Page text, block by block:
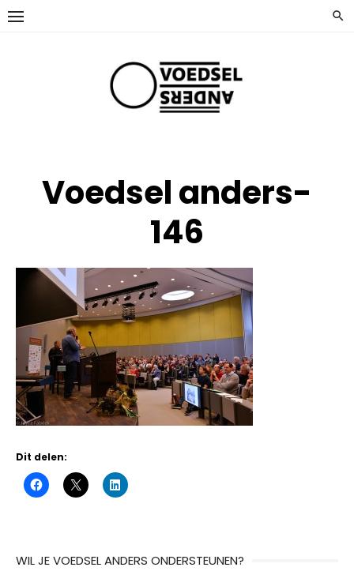
Ga
naar
Voedsel anders-
146
Dit delen:
WIL JE VOEDSEL ANDERS ONDERSTEUNEN?